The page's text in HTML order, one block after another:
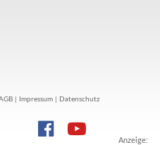
Anzeige:
Impressum Datenschutz